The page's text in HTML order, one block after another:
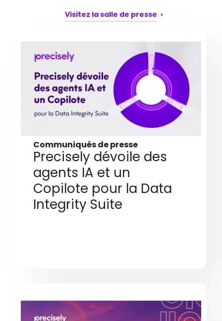
Visitez la salle de presse
Communiqués de presse
Precisely dévoile des
agents IA et un
Copilote pour la Data
Integrity Suite